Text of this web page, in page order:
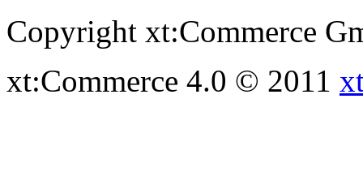
Copyright xt:Commerce
xt:Commerce 4.0 © 2011